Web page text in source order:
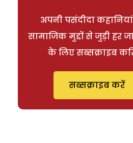
अपनी पसंदीदा
सामाजिक मुद्दों से जुड़ी हर
के लिए सब्सक्राइब
सब्सक्राइब करें